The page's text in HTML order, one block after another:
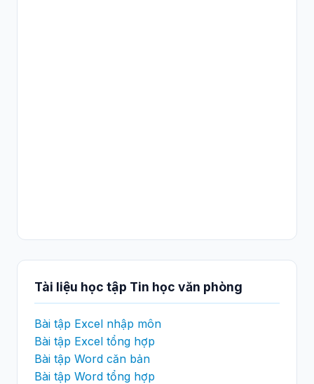
Tài liệu học tập Tin học văn phòng
Bài tập Excel nhập môn
Bài tập Excel tổng hợp
Bài tập Word căn bản
Bài tập Word tổng hợp